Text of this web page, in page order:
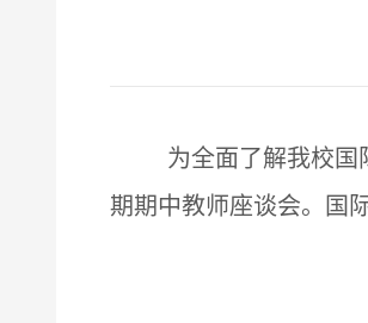
为全面了解我校国
期期中教师座谈会。国